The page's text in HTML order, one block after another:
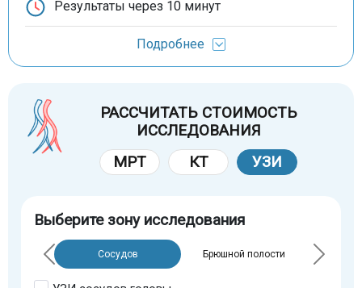
РАССЧИТАТЬ СТОИМОСТЬ
ИССЛЕДОВАНИЯ
МРТ
КТ УЗИ
Выберите зону исследования
Сосудов Брюшной полости
Результаты через 10 минут
Подробнее